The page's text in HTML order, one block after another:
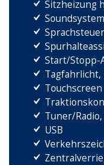
Sitzheizung
Soundsystem
Start/Stopp-
Tagfahrlicht,
Touchscreen
Tuner/Radio,
USB